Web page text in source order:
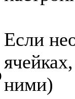
Если
ними)